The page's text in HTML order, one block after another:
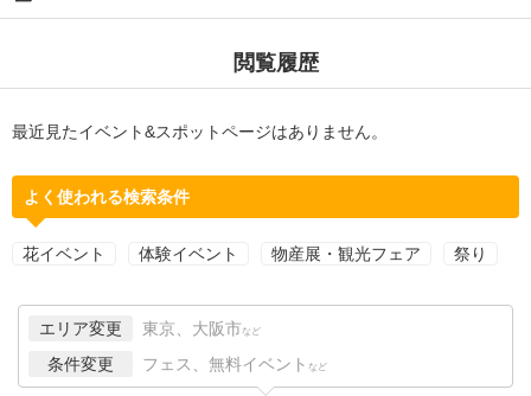
閲覧履歴
最近見たイベント&スポットページはありません。
よく使われる検索条件
花イベント 体験イベント 物産展・観光フェア 祭り
エリア変更 東京、大阪市 など
条件変更 フェス、無料イベント など